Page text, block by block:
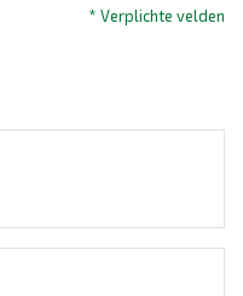
* Verplichte velden